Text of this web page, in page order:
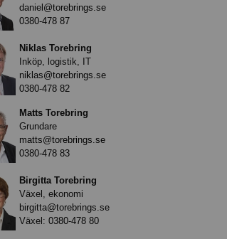
daniel@torebrings.se
0380-478 87
Niklas Torebring
Inköp, logistik, IT
niklas@torebrings.se
0380-478 82
Matts Torebring
Grundare
matts@torebrings.se
0380-478 83
Birgitta Torebring
Växel, ekonomi
birgitta@torebrings.se
Växel: 0380-478 80